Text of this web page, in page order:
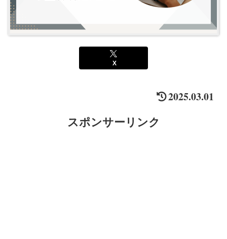
X
2025.03.01
スポンサーリンク